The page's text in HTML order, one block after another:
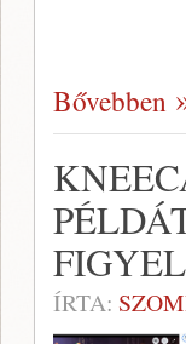
Bővebben
ÍRTA: